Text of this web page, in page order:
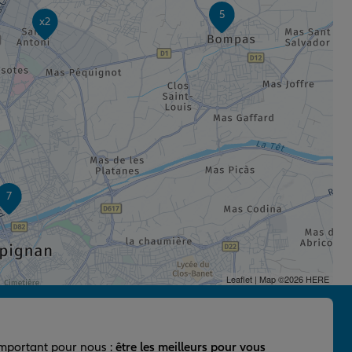
7
5
x2
Leaflet| Map ©2026 HERE
pour nous :être les meilleurs pour vous